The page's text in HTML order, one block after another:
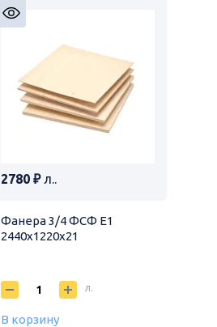
2780 ₽л..
Фанера 3/4 ФСФ E1
2440х1220х21
л.
В корзину